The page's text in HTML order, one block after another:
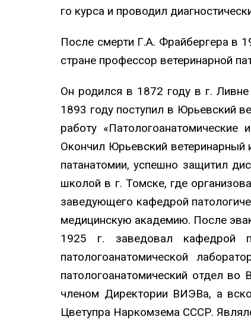
го курса и проводил
После смерти Г.А. Фрайбергера в
стране профессор ветеринарной
Он родился в 1872 году в г.
1893 году поступил в Юрьевский
работу
Окончил Юрьевский ветеринарный
патанатомии, успешно защитил
школой в г. Томске, где
заведующего кафедрой
медицинскую академию. После
1925 г. заведовал кафедрой
патологоанатомической
патологоанатомический отдел
членом Директории ВИЭВа, а
Цветупра Наркомзема СССР.